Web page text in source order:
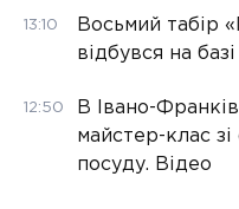
13:10
Восьмий табір
відбувся на
12:50
В Івано-
майстер-клас
посуду. Відео